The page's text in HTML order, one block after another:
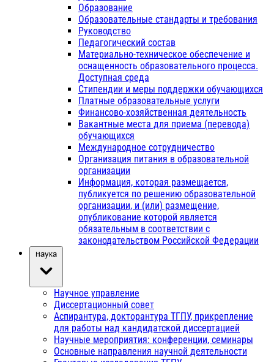
Образование
Образовательные стандарты и требования
Руководство
Педагогический состав
Материально-техническое обеспечение и
оснащенность образовательного процесса.
Доступная среда
Стипендии и меры поддержки обучающихся
Платные образовательные услуги
Финансово-хозяйственная деятельность
Вакантные места для приема (перевода)
обучающихся
Международное сотрудничество
Организация питания в образовательной
организации
Информация, которая размещается,
публикуется по решению образовательной
организации, и (или) размещение,
опубликование которой является
обязательным в соответствии с
законодательством Российской Федерации
Наука
Научное управление
Диссертационный совет
Аспирантура, докторантура ТГПУ, прикрепление
для работы над кандидатской диссертацией
Научные мероприятия: конференции, семинары
Основные направления научной деятельности